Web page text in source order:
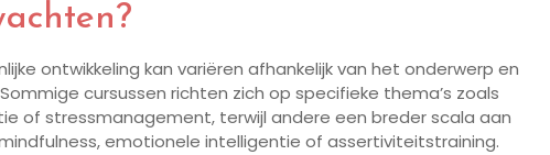
ontwikkeling kan variëren afhankelijk van het onderwerp en
cursussen richten zich op specifieke thema’s zoals
of stressmanagement, terwijl andere een breder scala aan
emotionele intelligentie of assertiviteitstraining.